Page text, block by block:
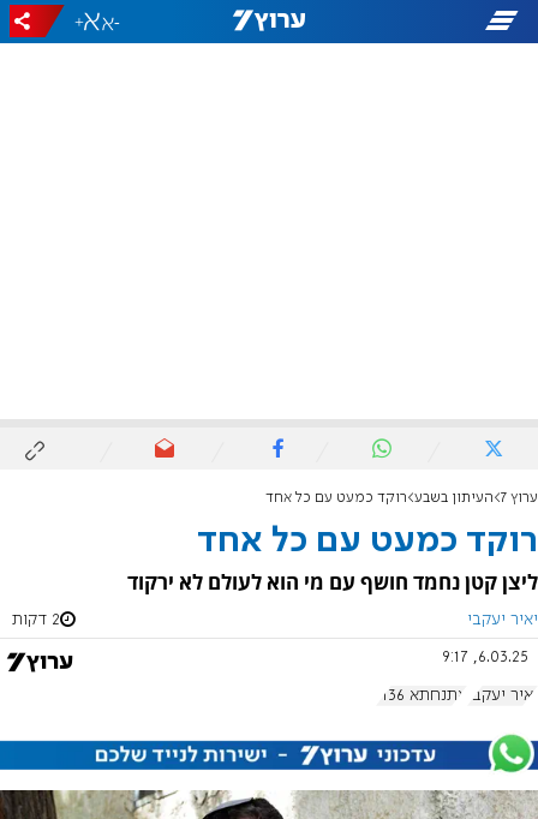
-
+
ערוץ 7 העיתון בשבע רוקד כמעט עם כל אחד
רוקד כמעט עם כל אחד
ליצן קטן נחמד חושף עם מי הוא לעולם לא ירקוד
יאיר יעקבי 2 דקות
6.03.25, 9:17
יאיר יעקבי אתנחתא 1136